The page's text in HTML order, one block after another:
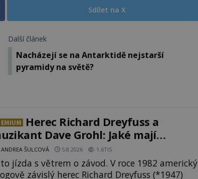
Sdílet na X
Další článek
Nacházejí se na Antarktidě nejstarší
pyramidy na světě?
Herec Richard Dreyfuss a
Dave Grohl: Jaké mají
zážitky?
ANDREA ŠULCOVÁ 5.8.2026 1.6TIS
to jízda s větrem o závod. V roce 1982 americký
závislý herec Richard Dreyfuss (*1947)